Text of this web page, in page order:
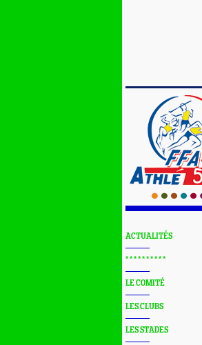
ACTUALITÉS
* * * * * * * * * *
LE COMITÉ
LES CLUBS
LES STADES